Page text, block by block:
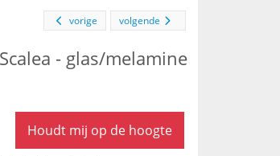
volgende
vorige
- glas/melamine
Houdt mij op de hoogte